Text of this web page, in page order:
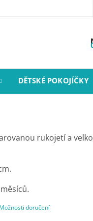
DĚTSKÉ POKOJÍČKY
doručení
rukojetí a